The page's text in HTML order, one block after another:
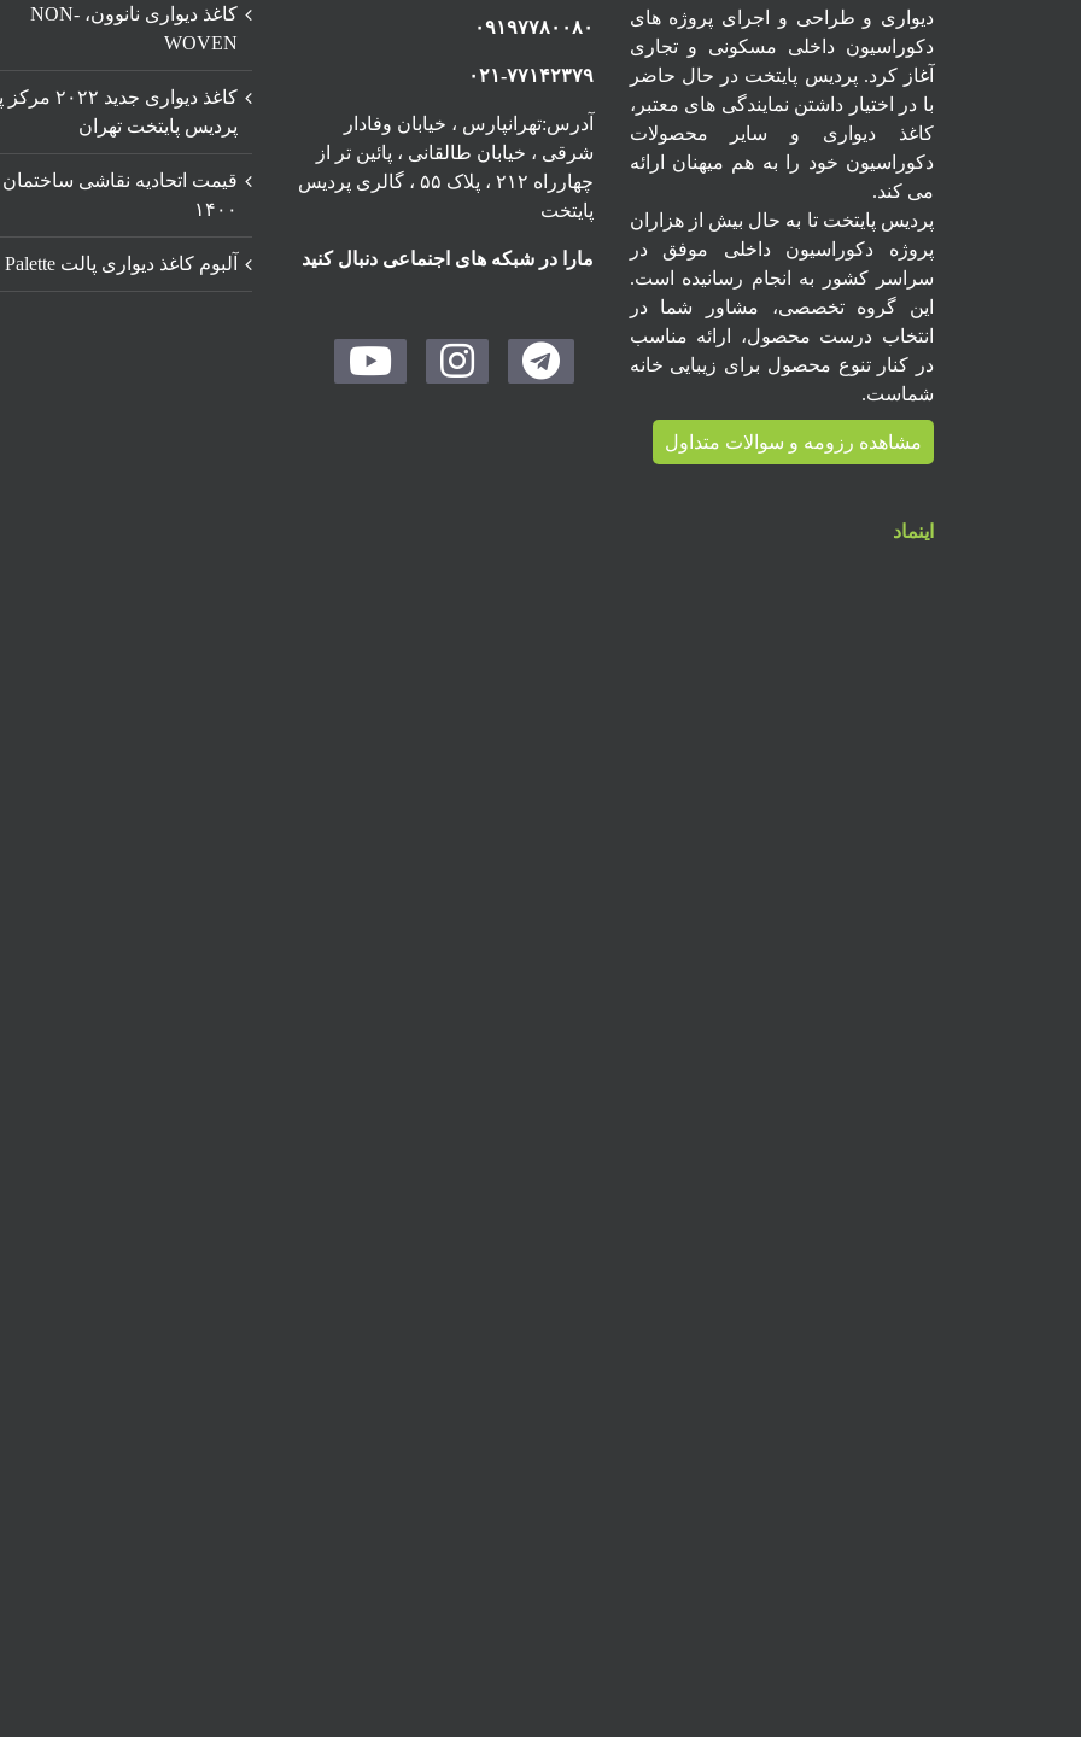
دیواری و طراحی و اجرای پروژه های
دکوراسیون داخلی مسکونی و تجاری
آغاز کرد. پردیس پایتخت در حال حاضر
با در اختیار داشتن نمایندگی های معتبر،
کاغذ دیواری و سایر محصولات
دکوراسیون خود را به هم میهنان ارائه
می کند.
پردیس پایتخت تا به حال بیش از هزاران
پروژه دکوراسیون داخلی موفق در
سراسر کشور به انجام رسانیده است.
این گروه تخصصی، مشاور شما در
انتخاب درست محصول، ارائه مناسب
در کنار تنوع محصول برای زیبایی خانه
شماست.
مشاهده رزومه و سوالات متداول
اینماد
۰۹۱۹۷۷۸۰۰۸۰
۰۲۱-۷۷۱۴۲۳۷۹
آدرس:تهرانپارس ، خیابان وفادار
شرقی ، خیابان طالقانی ، پائین تر از
چهارراه ۲۱۲ ، پلاک ۵۵ ، گالری پردیس
پایتخت
مارا در شبکه های اجنماعی دنبال کنید
کاغذ دیواری نانوون، NON-
WOVEN
کاغذ دیواری
پردیس پایتخت تهران
قیمت اتحادیه نقاشی ساختمان
۱۴۰۰
آلبوم کاغذ دیواری پالت Palette